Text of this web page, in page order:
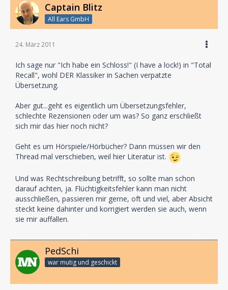
Captain Blitz
All Ears GmbH
24. März 2011
Ich sage nur "Ich habe ein Schloss!" (I have a lock!) in "Total
Recall", wohl DER Klassiker in Sachen verpatzte
Übersetzung.
Aber gut...geht es eigentlich um Übersetzungsfehler,
schlechte Rezensionen oder um was? So ganz erschließt
sich mir das hier noch nicht?
Geht es um Hörspiele/Hörbücher? Dann müssen wir den
Thread mal verschieben, weil hier Literatur ist.
Und was Rechtschreibung betrifft, so sollte man schon
darauf achten, ja. Flüchtigkeitsfehler kann man nicht
ausschließen, passieren mir gerne, oft und viel, aber Absicht
steckt keine dahinter und korrigiert werden sie auch, wenn
sie mir auffallen.
PedSchi
war mutig und geschickt